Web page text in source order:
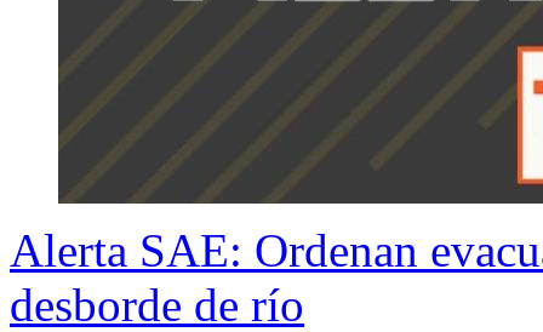
Alerta SAE: Ordenan
desborde de río